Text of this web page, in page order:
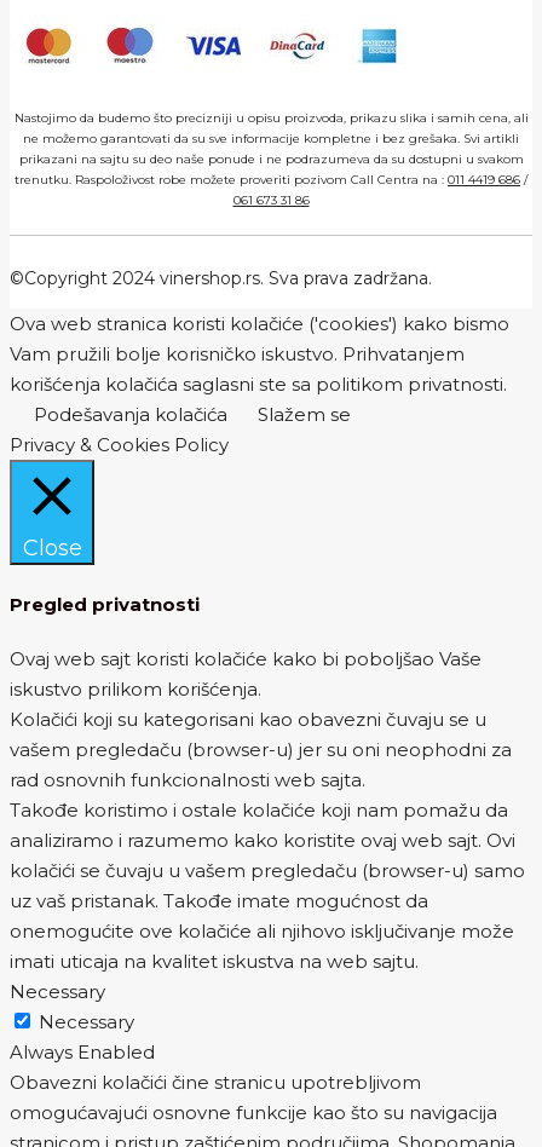
Nastojimo da budemo što precizniji u opisu proizvoda, prikazu slika i samih cena, ali
ne možemo garantovati da su sve informacije kompletne i bez grešaka. Svi artikli
prikazani na sajtu su deo naše ponude i ne podrazumeva da su dostupni u svakom
trenutku. Raspoloživost robe možete proveriti pozivom Call Centra na : 011 4419 686 /
061 673 31 86
©Copyright 2024 vinershop.rs. Sva prava zadržana.
Ova web stranica koristi kolačiće ('cookies') kako bismo
Vam pružili bolje korisničko iskustvo. Prihvatanjem
korišćenja kolačića saglasni ste sa politikom privatnosti.
Podešavanja kolačića
Slažem se
Privacy & Cookies Policy
Close
Pregled privatnosti
Ovaj web sajt koristi kolačiće kako bi poboljšao Vaše
iskustvo prilikom korišćenja.
Kolačići koji su kategorisani kao obavezni čuvaju se u
vašem pregledaču (browser-u) jer su oni neophodni za
rad osnovnih funkcionalnosti web sajta.
Takođe koristimo i ostale kolačiće koji nam pomažu da
analiziramo i razumemo kako koristite ovaj web sajt. Ovi
kolačići se čuvaju u vašem pregledaču (browser-u) samo
uz vaš pristanak. Takođe imate mogućnost da
onemogućite ove kolačiće ali njihovo isključivanje može
imati uticaja na kvalitet iskustva na web sajtu.
Necessary
Necessary
Always Enabled
Obavezni kolačići čine stranicu upotrebljivom
omogućavajući osnovne funkcije kao što su navigacija